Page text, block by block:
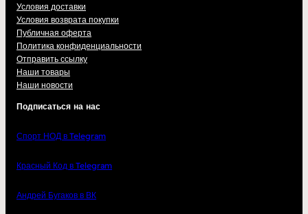
Условия доставки
Условия возврата покупки
Публичная оферта
Политика конфиденциальности
Отправить ссылку
Наши товары
Наши новости
Подписаться на нас
Спорт НОД в Telegram
Красный Код в Telegram
Андрей Бугаков в ВК